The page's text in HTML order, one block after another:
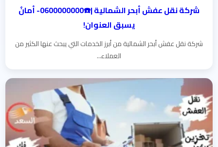
شركة نقل عفش أبحر الشمالية |☎️0600000000- أمانٌ
يسبق العنوان!
شركة نقل عفش أبحر الشمالية من أبرز الخدمات التي يبحث عنها الكثير من
العملاء...